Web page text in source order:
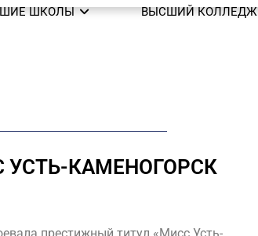
ШКОЛЫ ВЫСШИЙ КОЛЛЕДЖ
КАМЕНОГОРСК